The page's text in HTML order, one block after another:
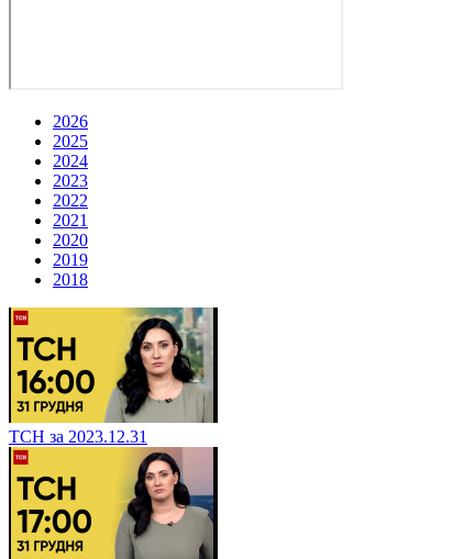
2026
2025
2024
2023
2022
2021
2020
2019
2018
ТСН за 2023.12.31